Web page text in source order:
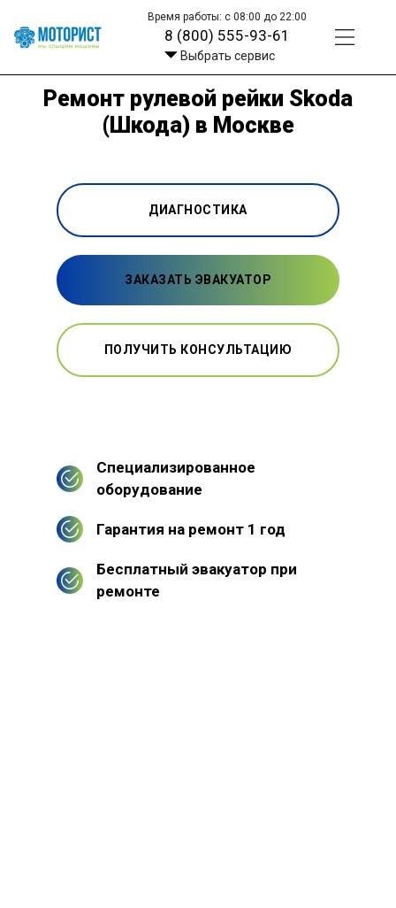
Время работы: с 08:00 до 22:00
8 (800) 555-93-61
Выбрать сервис
Ремонт рулевой рейки Skoda
(Шкода) в Москве
ДИАГНОСТИКА
ЗАКАЗАТЬ ЭВАКУАТОР
ПОЛУЧИТЬ КОНСУЛЬТАЦИЮ
Специализированное
оборудование
Гарантия на ремонт 1 год
Бесплатный эвакуатор при
ремонте